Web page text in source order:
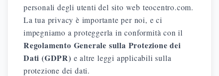
personali degli utenti del sito web teocentro.com.
La tua privacy è importante per noi, e ci
impegniamo a proteggerla in conformità con il
Regolamento Generale sulla Protezione dei
Dati (GDPR) e altre leggi applicabili sulla
protezione dei dati.